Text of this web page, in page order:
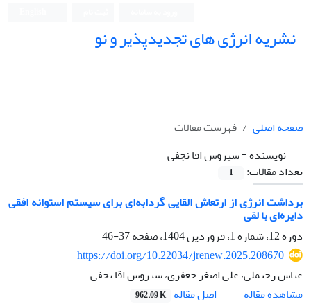
نشریه انرژی های تجدیدپذیر و نو
صفحه اصلی
فهرست مقالات
نویسنده =سیروس اقا نجفی
تعداد مقالات:
1
برداشت انرژی از ارتعاش القایی گردابه‌ای برای سیستم استوانه افقی
دایره‌ای با لقی
دوره 12، شماره 1، فروردین 1404، صفحه
37-46
https://doi.org/10.22034/jrenew.2025.208670
عباس رحیملی، علی اصغر جعفری، سیروس اقا نجفی
مشاهده مقاله
اصل مقاله 962.09 K